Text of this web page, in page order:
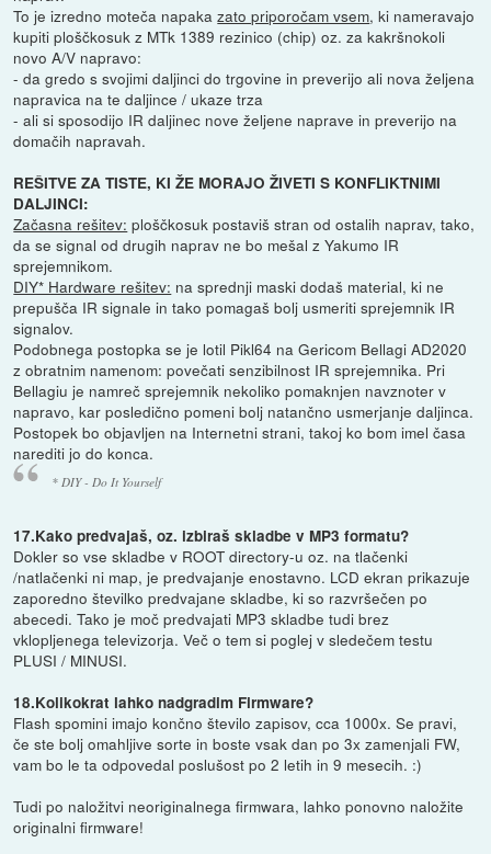
To je izredno moteča napakazato priporočam vsem, ki nameravajo
kupiti ploščkosuk z MTk 1389 rezinico (chip) oz. za kakršnokoli
novo A/V napravo:
- da gredo s svojimi daljinci do trgovine in preverijo ali nova željena
napravica na te daljince / ukaze trza
- ali si sposodijo IR daljinec nove željene naprave in preverijo na
domačih napravah.
REŠITVE ZA TISTE, KI ŽE MORAJO ŽIVETI S KONFLIKTNIMI
DALJINCI:
Začasna rešitev: ploščkosuk postaviš stran od ostalih naprav, tako,
da se signal od drugih naprav ne bo mešal z Yakumo IR
sprejemnikom.
DIY* Hardware rešitev: na sprednji maski dodaš material, ki ne
prepušča IR signale in tako pomagaš bolj usmeriti sprejemnik IR
signalov.
Podobnega postopka se je lotil Pikl64 na Gericom Bellagi AD2020
z obratnim namenom: povečati senzibilnost IR sprejemnika. Pri
Bellagiu je namreč sprejemnik nekoliko pomaknjen navznoter v
napravo, kar posledično pomeni bolj natančno usmerjanje daljinca.
Postopek bo objavljen na Internetni strani, takoj ko bom imel časa
narediti jo do konca.
* DIY - Do It Yourself
17.Kako predvajaš, oz. izbiraš skladbe v MP3 formatu?
Dokler so vse skladbe v ROOT directory-u oz. na tlačenki
/natlačenki ni map, je predvajanje enostavno. LCD ekran prikazuje
zaporedno številko predvajane skladbe, ki so razvršečen po
abecedi. Tako je moč predvajati MP3 skladbe tudi brez
vklopljenega televizorja. Več o tem si poglej v sledečem testu
PLUSI / MINUSI.
18.Kolikokrat lahko nadgradim Firmware?
Flash spomini imajo končno število zapisov, cca 1000x. Se pravi,
če ste bolj omahljive sorte in boste vsak dan po 3x zamenjali FW,
vam bo le ta odpovedal poslušost po 2 letih in 9 mesecih. :)
Tudi po naložitvi neoriginalnega firmwara, lahko ponovno naložite
originalni firmware!